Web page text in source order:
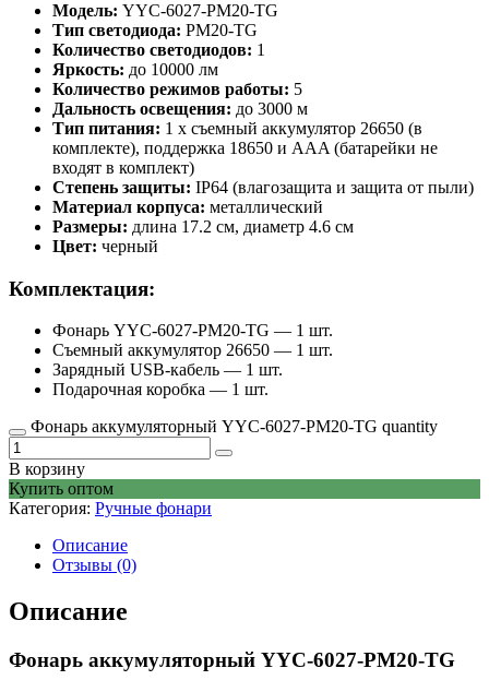
Модель: YYC-6027-PM20-TG
Тип светодиода: PM20-TG
Количество светодиодов: 1
Яркость: до 10000 лм
Количество режимов работы: 5
Дальность освещения: до 3000 м
Тип питания: 1 x съемный аккумулятор 26650 (в
комплекте), поддержка 18650 и AAA (батарейки не
входят в комплект)
Степень защиты: IP64 (влагозащита и защита от пыли)
Материал корпуса: металлический
Размеры: длина 17.2 см, диаметр 4.6 см
Цвет: черный
Комплектация:
Фонарь YYC-6027-PM20-TG — 1 шт.
Съемный аккумулятор 26650 — 1 шт.
Зарядный USB-кабель — 1 шт.
Подарочная коробка — 1 шт.
Фонарь аккумуляторный YYC-6027-РM20-TG quantity
В корзину
Купить оптом
Категория: Ручные фонари
Описание
Отзывы (0)
Описание
Фонарь аккумуляторный YYC-6027-PM20-TG